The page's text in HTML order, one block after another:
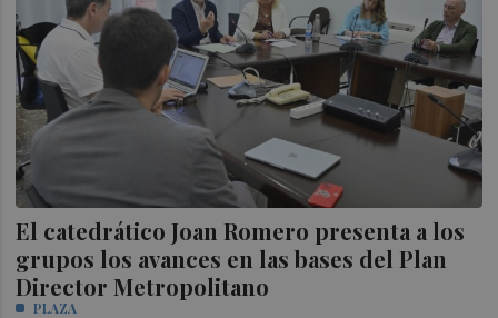
El catedrático Joan Romero presenta a los
grupos los avances en las bases del Plan
Director Metropolitano
PLAZA